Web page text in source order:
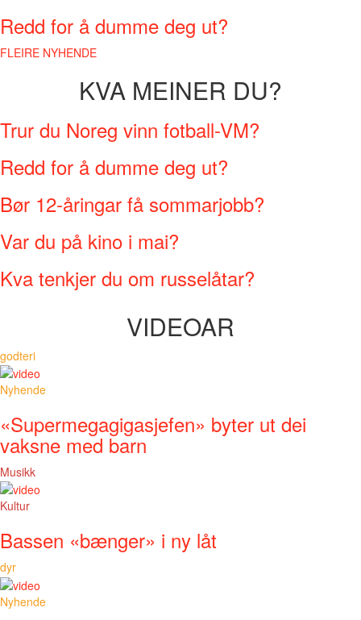
Redd for å dumme deg ut?
FLEIRE NYHENDE
KVA MEINER DU?
Trur du Noreg vinn fotball-VM?
Redd for å dumme deg ut?
Bør 12-åringar få sommarjobb?
Var du på kino i mai?
Kva tenkjer du om russelåtar?
VIDEOAR
godteri
Nyhende
«Supermegagigasjefen» byter ut dei
vaksne med barn
Musikk
Kultur
Bassen «bænger» i ny låt
dyr
Nyhende